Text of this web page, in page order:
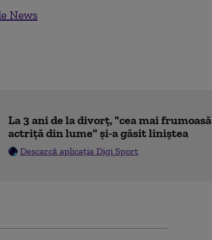
News
La 3 ani de la divorț, "cea mai frumoasă
actriță din lume" și-a găsit liniștea
Descarcă aplicația Digi Sport